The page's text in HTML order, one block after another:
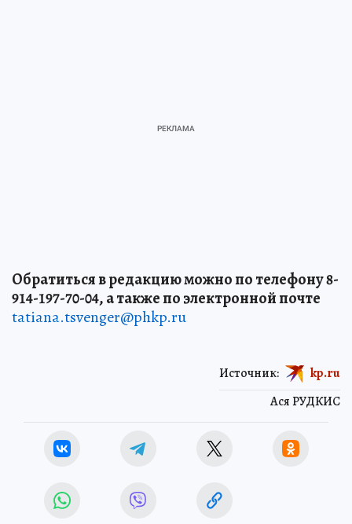
Обратиться в редакцию можно по телефону 8-
914-197-70-04, а также по электронной почте
tatiana.tsvenger@phkp.ru
Ася РУДКИС
Источник: kp.ru